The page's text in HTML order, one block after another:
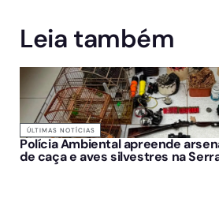
Leia também
ÚLTIMAS NOTÍCIAS
Polícia Ambiental apreende
de caça e aves silvestres na